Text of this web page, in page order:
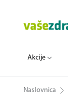
Akcije
Naslovnica